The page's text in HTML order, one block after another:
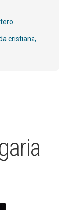
cristiana,